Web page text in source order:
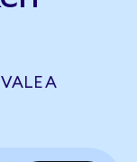
A